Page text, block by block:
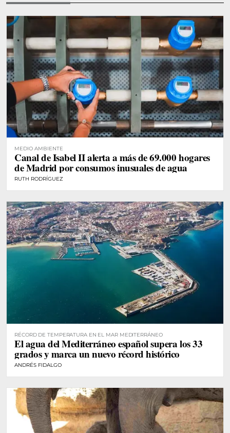
MEDIO AMBIENTE
Canal de Isabel II alerta a más de 69.000 hogares
de Madrid por consumos inusuales de agua
RUTH RODRÍGUEZ
RÉCORD DE TEMPERATURA EN EL MAR MEDITERRÁNEO
El agua del Mediterráneo español supera los 33
grados y marca un nuevo récord histórico
ANDRÉS FIDALGO